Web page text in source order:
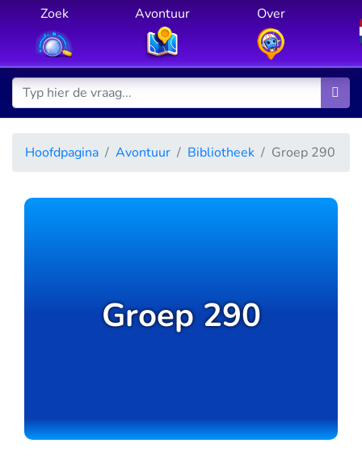
Zoek Avontuur Over
Hoofdpagina Avontuur Bibliotheek Groep 290
Groep 290